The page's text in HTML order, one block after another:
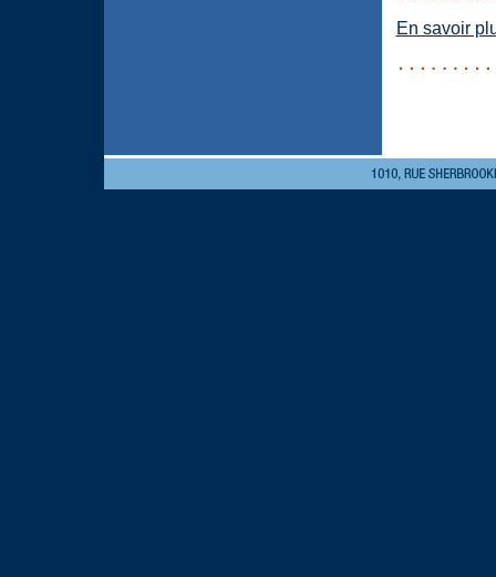
En savoir